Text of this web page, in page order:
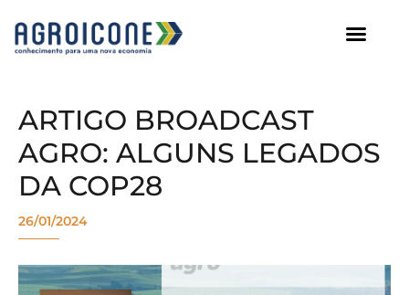
ARTIGO BROADCAST
AGRO: ALGUNS LEGADOS
DA COP28
26/01/2024